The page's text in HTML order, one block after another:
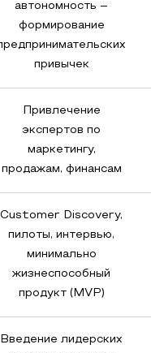
автономность –
формирование
привычек
Привлечение
экспертов по
маркетингу,
продажам, финансам
Customer Discovery,
пилоты, интервью,
минимально
жизнеспособный
продукт (MVP)
Введение лидерских